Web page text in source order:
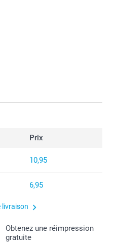
Prix
10,95
6,95
livraison
Obtenez une réimpression
gratuite